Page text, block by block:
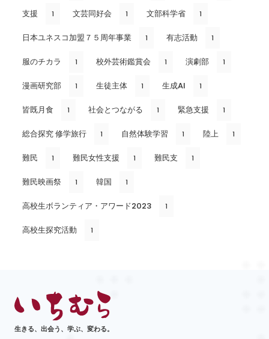
支援 1 文芸同好会 1 文部科学省 1
日本ユネスコ加盟７５周年事業 1 有志活動 1
服のチカラ 1 校外芸術鑑賞会 1 演劇部 1
漫画研究部 1 生徒主体 1 生成AI 1
皆既月食 1 社会とつながる 1 緊急支援 1
総合探究 修学旅行 1 自然体験学習 1 陸上 1
難民 1 難民女性支援 1 難民支 1
難民映画祭 1 韓国 1
高校生ボランティア・アワード2023 1
高校生探究活動 1
生きる、出会う、学ぶ、変わる。